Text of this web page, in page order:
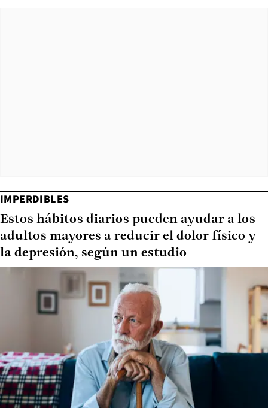
IMPERDIBLES
Estos hábitos diarios pueden ayudar a los
adultos mayores a reducir el dolor físico y
la depresión, según un estudio